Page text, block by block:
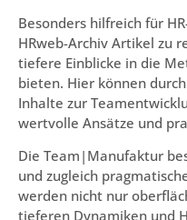
Besonders hilfreich für
HRweb-Archiv Artikel zu
tiefere Einblicke in die
bieten. Hier können
Inhalte zur
wertvolle Ansätze und
Die Team|Manufaktur
und zugleich
werden nicht nur
tieferen Dynamiken und